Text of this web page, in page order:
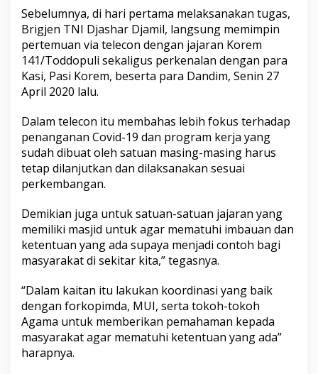
t
a
s
Sebelumnya, di hari pertama melaksanakan tugas,
Brigjen TNI Djashar Djamil, langsung memimpin
pertemuan via telecon dengan jajaran Korem
141/Toddopuli sekaligus perkenalan dengan para
Kasi, Pasi Korem, beserta para Dandim, Senin 27
April 2020 lalu.
Dalam telecon itu membahas lebih fokus terhadap
penanganan Covid-19 dan program kerja yang
sudah dibuat oleh satuan masing-masing harus
tetap dilanjutkan dan dilaksanakan sesuai
perkembangan.
Demikian juga untuk satuan-satuan jajaran yang
memiliki masjid untuk agar mematuhi imbauan dan
ketentuan yang ada supaya menjadi contoh bagi
masyarakat di sekitar kita,” tegasnya.
“Dalam kaitan itu lakukan koordinasi yang baik
dengan forkopimda, MUI, serta tokoh-tokoh
Agama untuk memberikan pemahaman kepada
masyarakat agar mematuhi ketentuan yang ada”
harapnya.